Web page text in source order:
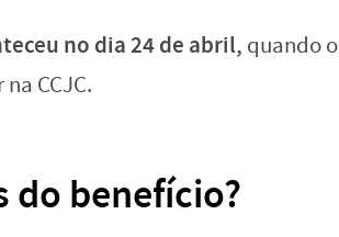
no dia 24 de abril, quando o
CCJC.
do benefício?